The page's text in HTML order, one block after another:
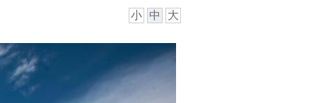
小 中 大